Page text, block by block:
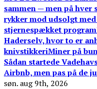
sammen — men på hver
rykker mod udsolgt
stjernespækket program
Haderselv, hvor to er
knivstikkeriMiner på
Sådan startede
Airbnb, men pas på de
søn. aug 9th, 2026